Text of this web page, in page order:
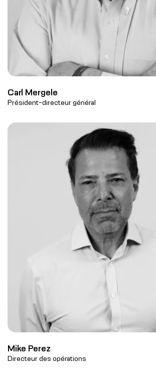
Carl Mergele
Président-directeur général
Mike Perez
Directeur des opérations